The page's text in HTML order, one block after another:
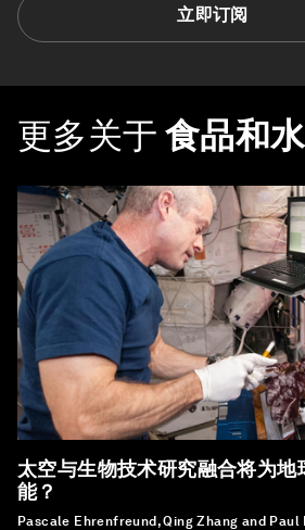
立即订阅
更多关于 食品和
太空与生物技术研究融合将为地
能？
Pascale Ehrenfreund, Qing Zhang and Paul